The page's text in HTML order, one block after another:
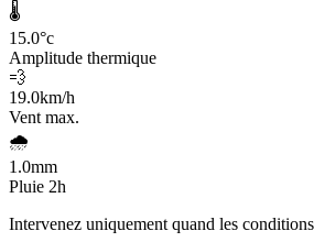
🌡️
15.0°c
Amplitude thermique
💨
19.0km/h
Vent max.
🌧️
1.0mm
Pluie 2h
Intervenez uniquement quand les